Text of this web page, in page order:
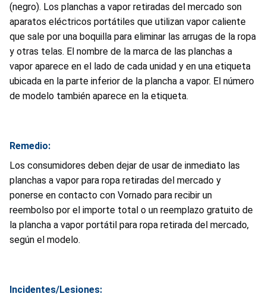
(negro). Los planchas a vapor retiradas del mercado son
aparatos eléctricos portátiles que utilizan vapor caliente
que sale por una boquilla para eliminar las arrugas de la ropa
y otras telas. El nombre de la marca de las planchas a
vapor aparece en el lado de cada unidad y en una etiqueta
ubicada en la parte inferior de la plancha a vapor. El número
de modelo también aparece en la etiqueta.
Remedio:
Los consumidores deben dejar de usar de inmediato las
planchas a vapor para ropa retiradas del mercado y
ponerse en contacto con Vornado para recibir un
reembolso por el importe total o un reemplazo gratuito de
la plancha a vapor portátil para ropa retirada del mercado,
según el modelo.
Incidentes/Lesiones: